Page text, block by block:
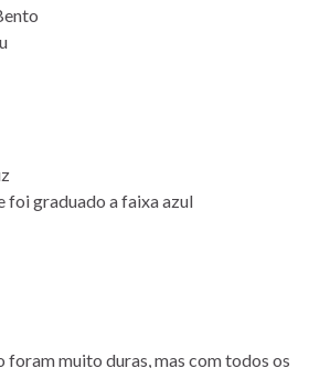
foi graduado a faixa azul
foram muito duras, mas com todos os